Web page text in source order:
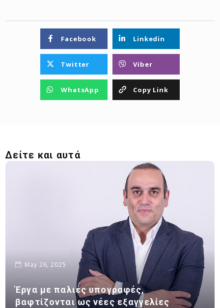
Facebook Linkedin
Twitter Viber
WhatsApp Copy Link
Δείτε και αυτά
May 26, 2025
Έργα με παλιές υπογραφές,
βαφτίζονται ως νέες εξαγγελίες